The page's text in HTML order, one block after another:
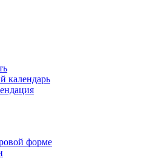
календарь
форме